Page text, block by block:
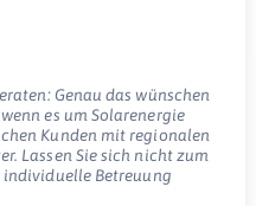
Genau das wünschen
es um Solarenergie
Kunden mit regionalen
Lassen Sie sich nicht zum
individuelle Betreuung